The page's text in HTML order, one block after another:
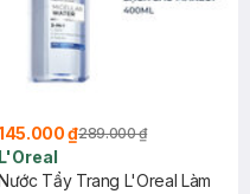
₫289.000 ₫
L'Oreal
Tẩy Trang L'Oreal Làm